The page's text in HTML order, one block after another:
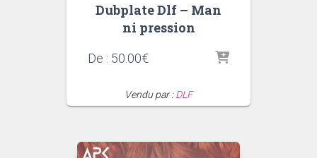
Dubplate Dlf – Man
ni pression
De : 50.00€
Vendu par :DLF